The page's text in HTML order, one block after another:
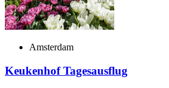
Amsterdam
Keukenhof Tagesausflug